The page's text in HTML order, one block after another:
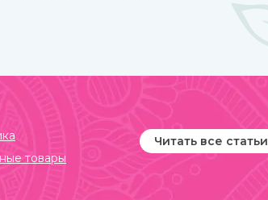
товары
Читать все статьи